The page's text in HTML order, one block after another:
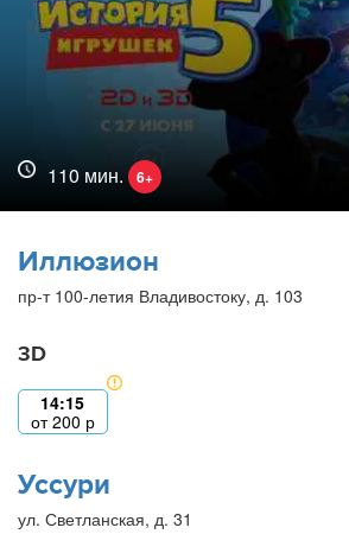
110 мин. 6+
Иллюзион
пр-т 100-летия Владивостоку, д. 103
3D
14:15
от200 р
Уссури
ул. Светланская, д. 31